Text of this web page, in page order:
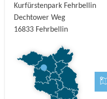
Kurfürstenpark Fehrbellin
Dechtower Weg
16833 Fehrbellin